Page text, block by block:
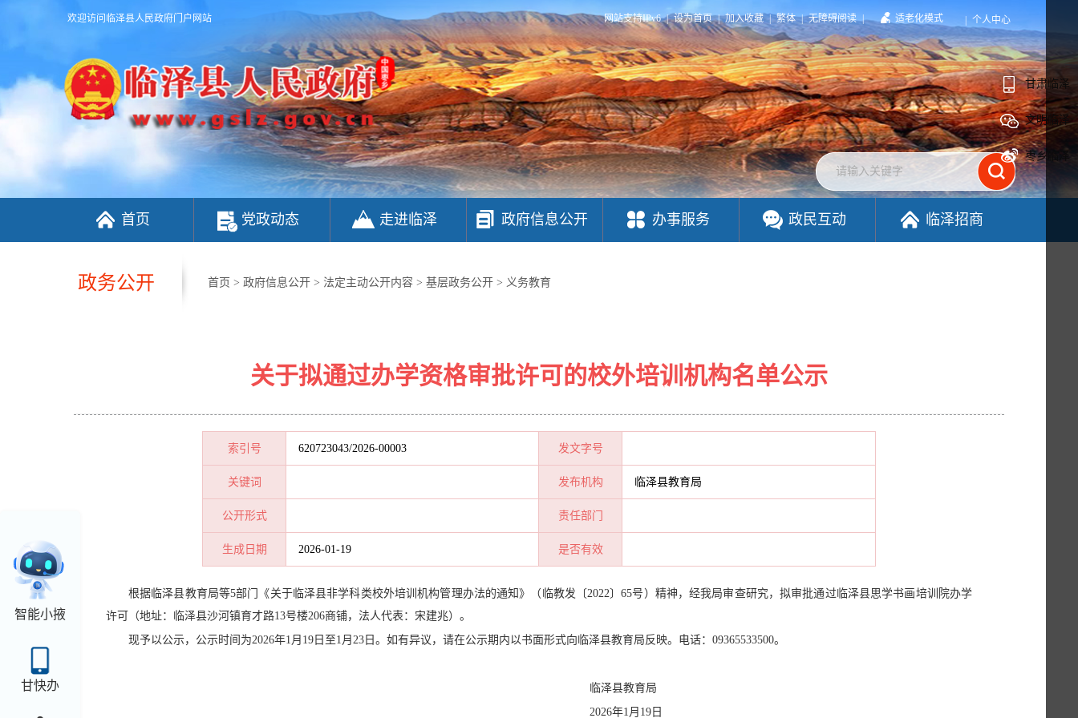
欢迎访问临泽县人民政府门户网站 网站支持IPv6 | 设为首页 | 加入收藏 | 繁体 | 无障碍阅读 | 适老化模式 个人中心
首页 党政动态 走进临泽 政府信息公开 办事服务 政民互动 临泽招商
智能小掖
甘快办
政务公开 首页 > 政府信息公开 > 法定主动公开内容 > 基层政务公开 > 义务教育
关于拟通过办学资格审批许可的校外培训机构名单公示
索引号 620723043/2026-00003 发文字号
关键词 发布机构 临泽县教育局
公开形式 责任部门
生成日期 2026-01-19 是否有效
根据临泽县教育局等5部门《关于临泽县非学科类校外培训机构管理办法的通知》（临教发〔2022〕65号）精神，经我局审查研究，拟审批通过临泽县思学书画培训院办学
许可（地址：临泽县沙河镇育才路13号楼206商铺，法人代表：宋建兆）。
现予以公示，公示时间为2026年1月19日至1月23日。如有异议，请在公示期内以书面形式向临泽县教育局反映。电话：09365533500。
临泽县教育局
2026年1月 19 日
甘肃临泽
文明临泽
枣乡临泽